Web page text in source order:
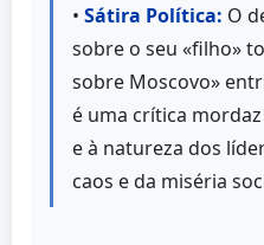
• Sátira Política: O
sobre o seu «filho»
sobre Moscovo»
é uma crítica
e à natureza dos
caos e da miséria